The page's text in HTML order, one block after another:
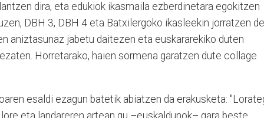
dira, eta edukiok ikasmaila ezberdinetara egokitzen
DBH 3, DBH 4 eta Batxilergoko ikasleekin jorratzen
aniztasunaz jabetu daitezen eta euskararekiko duten
Horretarako, haien sormena garatzen dute collage
esaldi ezagun batetik abiatzen da erakusketa:
eta landareren artean gu –euskaldunok– gara beste